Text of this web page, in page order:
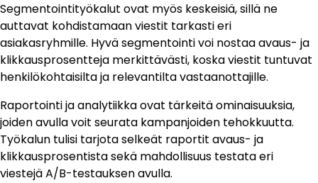
Segmentointityökalut ovat myös keskeisiä, sillä ne
auttavat kohdistamaan viestit tarkasti eri
asiakasryhmille. Hyvä segmentointi voi nostaa avaus- ja
klikkausprosentteja merkittävästi, koska viestit tuntuvat
henkilökohtaisilta ja relevantilta vastaanottajille.
Raportointi ja analytiikka ovat tärkeitä ominaisuuksia,
joiden avulla voit seurata kampanjoiden tehokkuutta.
Työkalun tulisi tarjota selkeät raportit avaus- ja
klikkausprosentista sekä mahdollisuus testata eri
viestejä A/B-testauksen avulla.